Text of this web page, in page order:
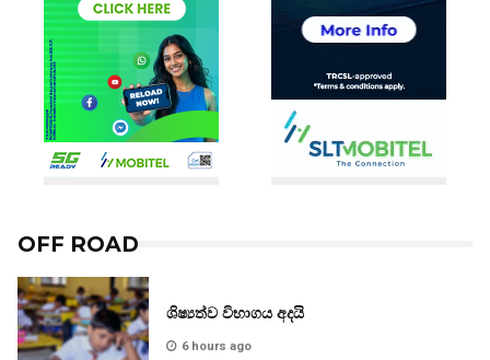
OFF ROAD
ශිෂ්‍යත්ව විභාගය අදයි
6 hours ago